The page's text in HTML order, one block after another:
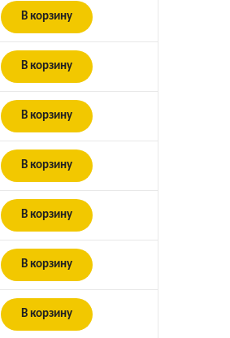
В корзину
В корзину
В корзину
В корзину
В корзину
В корзину
В корзину